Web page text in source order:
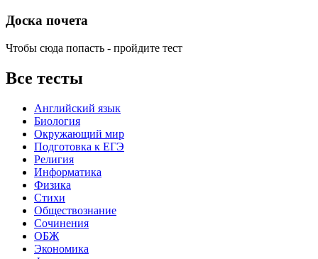
Доска почета
Чтобы сюда попасть - пройдите тест
Все тесты
Английский язык
Биология
Окружающий мир
Подготовка к ЕГЭ
Религия
Информатика
Физика
Стихи
Обществознание
Сочинения
ОБЖ
Экономика